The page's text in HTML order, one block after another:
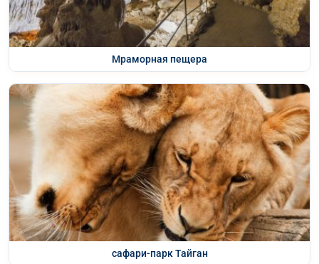
Мраморная пещера
сафари-парк Тайган